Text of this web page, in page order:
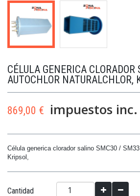
CÉLULA GENERICA
AUTOCHLOR NATURALCHLOR,
869,00 € impuestos inc.
Célula generica clorador salino SMC30 /
Kripsol,
Cantidad